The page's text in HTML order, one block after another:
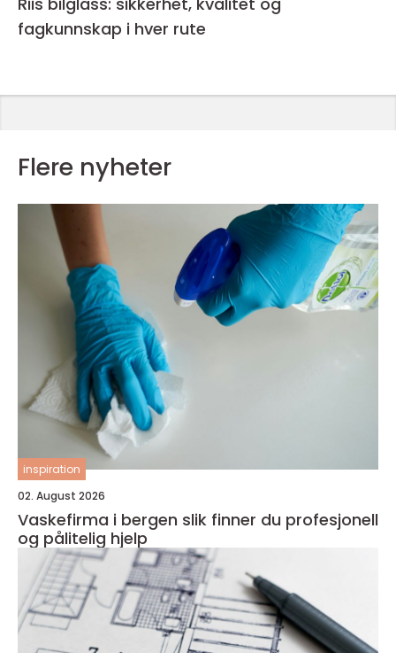
fagkunnskap i hver rute
Flere nyheter
inspiration
02. August 2026
Vaskefirma i bergen slik finner du profesjonell
og pålitelig hjelp